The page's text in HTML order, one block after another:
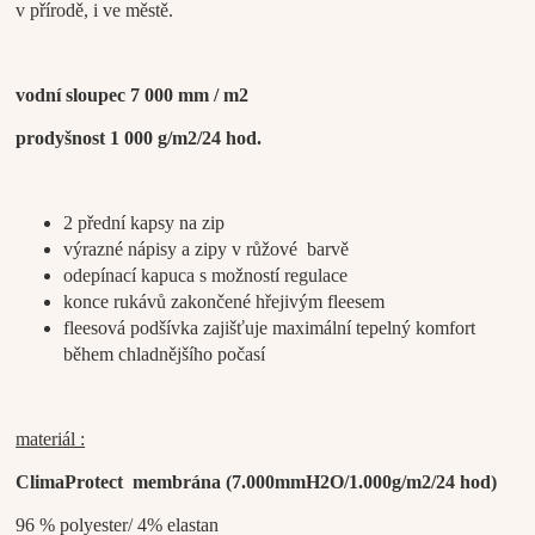
v přírodě, i ve městě.
vodní sloupec 7 000 mm / m2
prodyšnost 1 000 g/m2/24 hod.
2 přední kapsy na zip
výrazné nápisy a zipy v růžové barvě
odepínací kapuca s možností regulace
konce rukávů zakončené hřejivým fleesem
fleesová podšívka zajišťuje maximální tepelný komfort
během chladnějšího počasí
materiál :
ClimaProtect membrána(7.000mmH2O/1.000g/m2/24 hod)
96 % polyester/ 4% elastan